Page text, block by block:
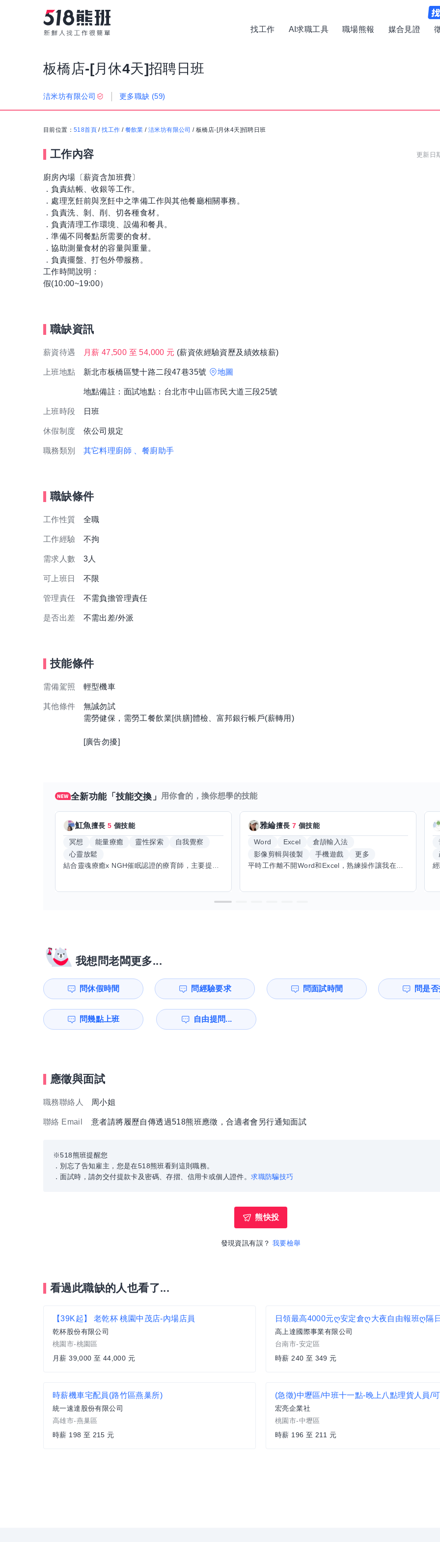
找工作 AI求職工具 職場熊報 媒合見證
板橋店-[月休4天]招聘日班
洁米坊有限公司 更多職缺 (59)
目前位置： 518首頁 /找工作 / 餐飲業 /洁米坊有限公司 /板橋店-[月休4天]招聘日班
工作內容 更新日
廚房內場〔薪資含加班費〕
．負責結帳、收銀等工作。
．處理烹飪前與烹飪中之準備工作與其他餐廳相關事務。
．負責洗、剝、削、切各種食材。
．負責清理工作環境、設備和餐具。
．準備不同餐點所需要的食材。
．協助測量食材的容量與重量。
．負責擺盤、打包外帶服務。
工作時間說明：
假(10:00~19:00）
職缺資訊
薪資待遇 月薪 47,500 至 54,000 元 (薪資依經驗資歷及績效核薪)
上班地點 新北市板橋區雙十路二段47巷35號 地圖
地點備註：面試地點：台北市中山區市民大道三段25號
上班時段 日班
休假制度 依公司規定
職務類別 其它料理廚師 、餐廚助手
職缺條件
工作性質 全職
工作經驗 不拘
需求人數 3人
可上班日 不限
管理責任 不需負擔管理責任
是否出差 不需出差/外派
技能條件
需備駕照 輕型機車
其他條件
無誠勿試
需勞健保，需勞工餐飲業[供膳]體檢、富邦銀行帳戶(薪轉用)
[廣告勿擾]
全新功能「技能交換」 用你會的，換你想學的技能
魟魚擅長5 個技能
冥想 能量療癒 靈性探索
自我覺察
心靈放鬆
結合靈魂療癒x NGH催眠認證的療育師，主要提供潛意識探索和靈魂導向的催眠療育。你會全程100%清醒跟我對話。
雅綸擅長7 個技能
Word Excel
倉頡輸入法
影像剪輯與後製
手機遊戲
更多
平時工作離不開Word和Excel，熟練操作讓我在文件整理和數據處理上都得心應手，還能用倉頡輸入法快速打字。近期想挑戰英文學習，希望能透過交換技能一起進步！如果你英文流利，需要中文或電腦技巧輔助，歡迎找我搭檔，咱們一起歡樂學習，互相激勵，成為彼此的學習小夥伴！
我想問老闆更多...
問休假時間 問經驗要求 問面試時間 問是
問幾點上班 自由提問...
應徵與面試
職務聯絡人 周小姐
聯絡 Email 意者請將履歷自傳透過518熊班應徵，合適者會另行通知面試
※518熊班提醒您
．別忘了告知雇主，您是在518熊班看到這則職務。
．面試時，請勿交付提款卡及密碼、存摺、信用卡或個人證件。求職防騙技巧
熊快投
發現資訊有誤？ 我要檢舉
看過此職缺的人也看了...
【39K起】 老乾杯 桃園中茂店-內場店員
乾杯股份有限公司
桃園市-桃園區
月薪 39,000 至 44,000 元
高上達國際事業有限公司
台南市-安定區
時薪 240 至 349 元
時薪機車宅配員(路竹區燕巢所)
統一速達股份有限公司
高雄市-燕巢區
時薪 198 至 215 元
(急徵)中壢區/中班十一點-晚上八點理貨人員/
宏亮企業社
桃園市-中壢區
時薪 196 至 211 元